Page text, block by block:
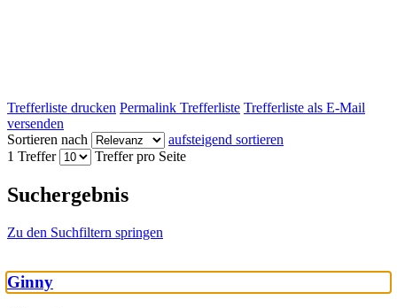
Trefferliste drucken Permalink Trefferliste Trefferliste als E-Mail
versenden
Sortieren nach
aufsteigend sortieren
1 Treffer
Treffer pro Seite
Suchergebnis
Zu den Suchfiltern springen
Ginny